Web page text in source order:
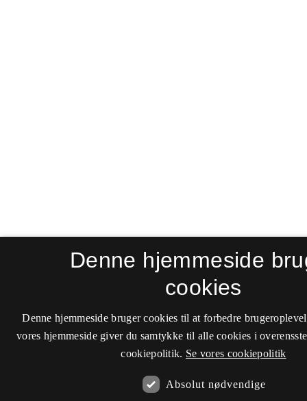
Denne hjemmeside
cookies
Denne hjemmeside bruger cookies til at forbedre
vores hjemmeside giver du samtykke til alle cookies i
cookiepolitik. Se vores cookiepolitik
Absolut nødvendige